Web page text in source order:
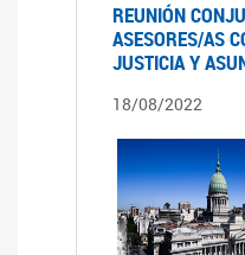
REUNIÓN
ASESORES/AS
JUSTICIA Y
18/08/2022